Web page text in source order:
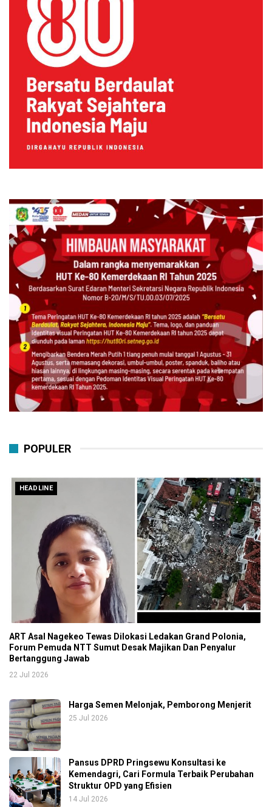
POPULER
HEADLINE
ART Asal Nagekeo Tewas Dilokasi Ledakan Grand Polonia,
Forum Pemuda NTT Sumut Desak Majikan Dan Penyalur
Bertanggung Jawab
22 Jul 2026
Harga Semen Melonjak, Pemborong Menjerit
25 Jul 2026
Pansus DPRD Pringsewu Konsultasi ke
Kemendagri, Cari Formula Terbaik Perubahan
Struktur OPD yang Efisien
14 Jul 2026